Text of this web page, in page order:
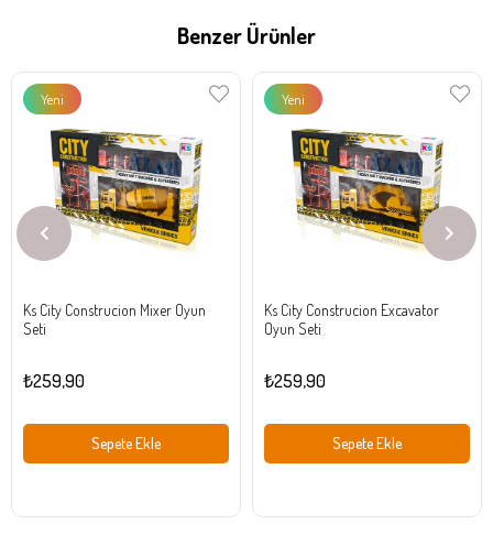
Benzer Ürünler
Ks City Construcion Mixer Oyun
Seti
₺259,90
Sepete Ekle
Yeni
Ürün
Ks City Construcion Excavator
Oyun Seti
₺259,90
Sepete Ekle
Yeni
Ürün